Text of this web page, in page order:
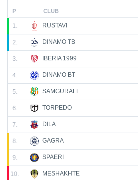
P CLUB
1. RUSTAVI
2. DINAMO TB
3. IBERIA 1999
4. DINAMO BT
5. SAMGURALI
6. TORPEDO
7. DILA
8. GAGRA
9. SPAERI
10. MESHAKHTE